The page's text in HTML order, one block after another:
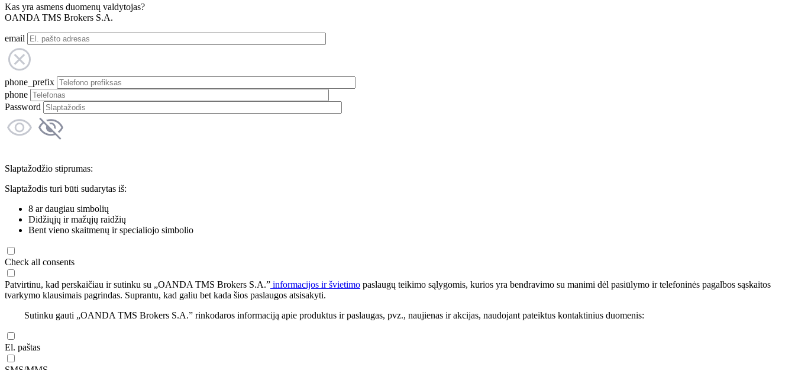
Kas yra asmens duomenų valdytojas?
OANDA TMS Brokers S.A.
email
phone_prefix
phone
Password
Slaptažodžio stiprumas:
Slaptažodis turi būti sudarytas iš:
8 ar daugiau simbolių
Didžiųjų ir mažųjų raidžių
Bent vieno skaitmenų ir specialiojo simbolio
Check all consents
Patvirtinu, kad perskaičiau ir sutinku su „OANDA TMS Brokers S.A.” informacijos ir švietimo paslaugų teikimo sąlygomis, kurios yra bendravimo su manimi dėl pasiūlymo ir telefoninės pagalbos sąskaitos
tvarkymo klausimais pagrindas. Suprantu, kad galiu bet kada šios paslaugos atsisakyti.
Sutinku gauti „OANDA TMS Brokers S.A.” rinkodaros informaciją apie produktus ir paslaugas, pvz., naujienas ir akcijas, naudojant pateiktus kontaktinius duomenis:
El. paštas